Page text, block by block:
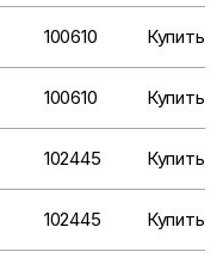
100610 Купить
100610 Купить
102445 Купить
102445 Купить